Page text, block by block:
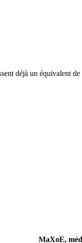
déjà un équivalent
MaXoE,